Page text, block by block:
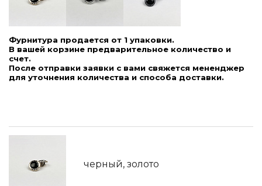
Фурнитура продается от 1 упаковки.
В вашей корзине предварительное количество и
счет.
После отправки заявки с вами свяжется мененджер
для уточнения количества и способа доставки.
черный, золото